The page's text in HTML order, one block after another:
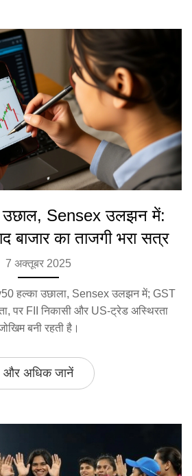
उछाल, Sensex उलझन में:
का ताजगी भरा सत्र
7 अक्तूबर 2025
हल्का उछाला, Sensex उलझन में; GST
पर FII निकासी और US‑ट्रेड अस्थिरता
बनी रहती है।
और अधिक जानें